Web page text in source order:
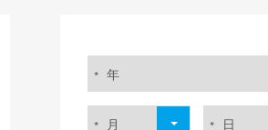
* 年
* 月 * 日